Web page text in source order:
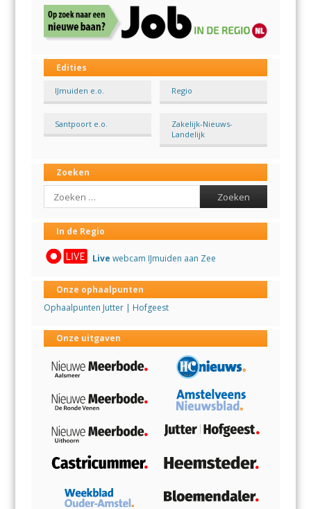
Edities
IJmuiden e.o. Regio
Santpoort e.o.
Zakelijk-Nieuws-
Landelijk
Zoeken
Search
In de Regio
Live webcam IJmuiden aan Zee
Onze ophaalpunten
Ophaalpunten Jutter | Hofgeest
Onze uitgaven